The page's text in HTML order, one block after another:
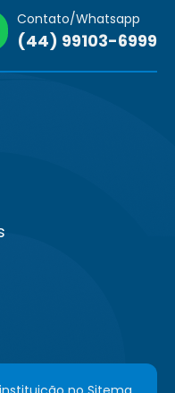
Contato/Whatsapp
(44) 99103-6999